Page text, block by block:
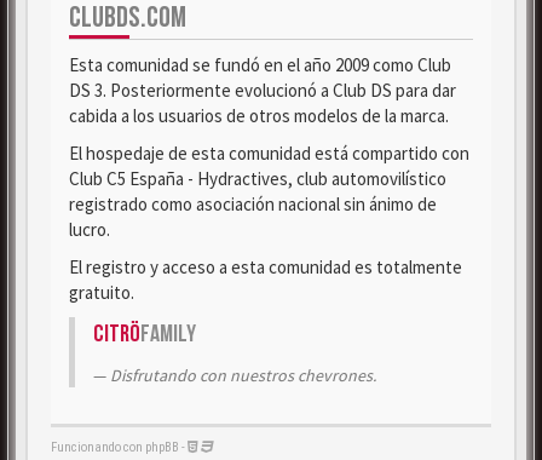
CLUBDS.COM
Esta comunidad se fundó en el año 2009 como Club
DS 3. Posteriormente evolucionó a Club DS para dar
cabida a los usuarios de otros modelos de la marca.
El hospedaje de esta comunidad está compartido con
Club C5 España - Hydractives, club automovilístico
registrado como asociación nacional sin ánimo de
lucro.
El registro y acceso a esta comunidad es totalmente
gratuito.
CitröFamily
Disfrutando con nuestros chevrones.
Funcionando con phpBB -